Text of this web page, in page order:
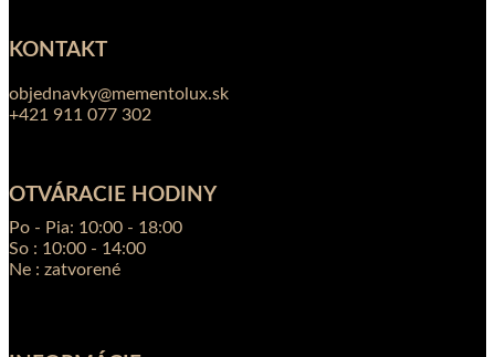
KONTAKT
objednavky@mementolux.sk
+421 911 077 302
OTVÁRACIE HODINY
Po - Pia: 10:00 - 18:00
So : 10:00 - 14:00
Ne : zatvorené